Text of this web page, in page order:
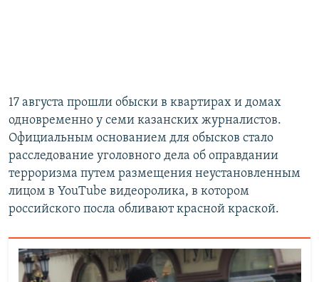
17 августа прошли обыски в квартирах и домах
одновременно у семи казанских журналистов.
Официальным основанием для обысков стало
расследование уголовного дела об оправдании
терроризма путем размещения неустановленным
лицом в YouTube видеоролика, в котором
российского посла обливают красной краской.